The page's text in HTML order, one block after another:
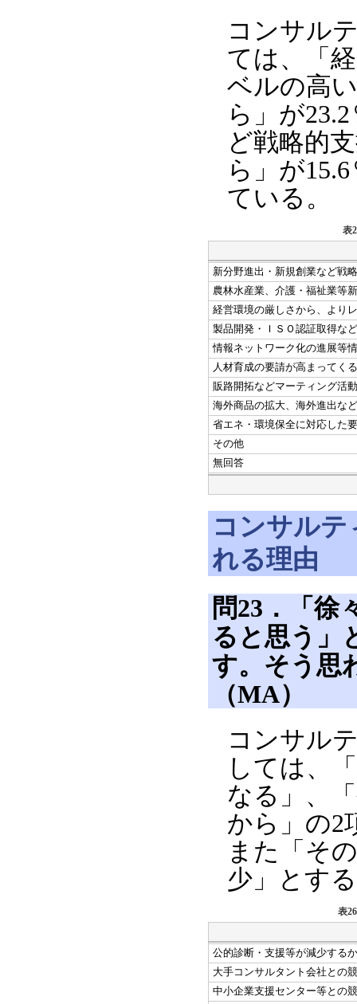
コンサル
ては、「
ベルの高
ら」が
ど戦略的
ら」が
ている。
表
新分野進出・新規創業など戦
農林水産業、介護・福祉業等
経営環境の厳しさから、より
製品開発・ＩＳＯ認証取得な
情報ネットワーク化の進展等
人材育成の要請が高まってく
販路開拓などマーティング活
海外商品の拡大、海外進出な
省エネ・環境保全に対応した
その他
無回答
コンサル
れる理由
問23．「徐
ると思う」
す。そう思
（MA）
コンサル
しては、
なる」、
から」の2
また「そ
少」とす
表
公的診断・支援等が減少する
大手コンサルタント会社との
中小企業支援センター等との